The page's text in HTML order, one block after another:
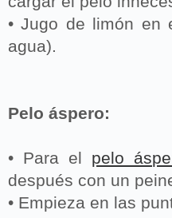
• Jugo de limón
agua).
Pelo áspero:
• Para el pelo
después con un
• Empieza en las